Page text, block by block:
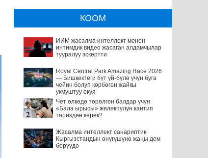
КООМ
ИИМ жасалма интеллект менен
интимдик видео жасаган алдамчылар
тууралуу эскертти
Royal Central Park Amazing Race 2026
— Бишкектеги бүт үй-бүлө үчүн буга
чейин болуп көрбөгөн жайкы
укмуштуу окуя
Чет өлкөдө төрөлгөн балдар үчүн
«Бала ырысы» жөлөкпулун кантип
тариздөө керек?
Жасалма интеллект санариптик
Кыргызстандын өнүгүшүнө жаңы дем
берүүдө